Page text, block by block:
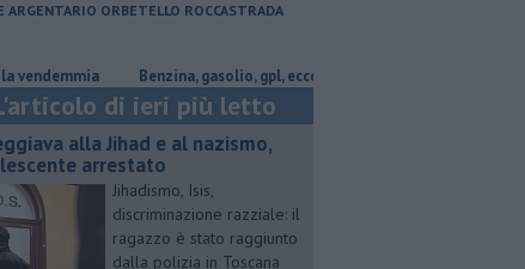
ARGENTARIO ORBETELLO ROCCASTRADA
​Benzina, gasolio, gpl, ecco dove risparmiare
di ieri più letto
alla Jihad e al nazismo,
arrestato
Jihadismo, Isis,
discriminazione razziale: il
ragazzo è stato raggiunto
dalla polizia in Toscana